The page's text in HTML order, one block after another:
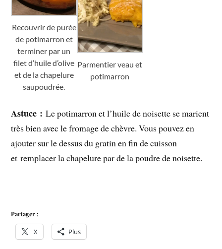
Recouvrir de purée
de potimarron et
terminer par un
filet d’huile d’olive
et de la chapelure
saupoudrée.
Parmentier veau et
potimarron
Astuce :Le potimarron et l’huile de noisette se marient
très bien avec le fromage de chèvre. Vous pouvez en
ajouter sur le dessus du gratin en fin de cuisson
et remplacer la chapelure par de la poudre de noisette.
Partager :
X Plus